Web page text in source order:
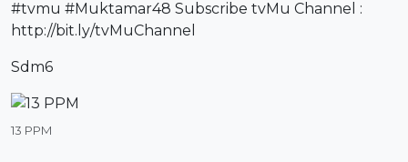
#tvmu #Muktamar48 Subscribe tvMu Channel :
http://bit.ly/tvMuChannel
Sdm6
13 PPM